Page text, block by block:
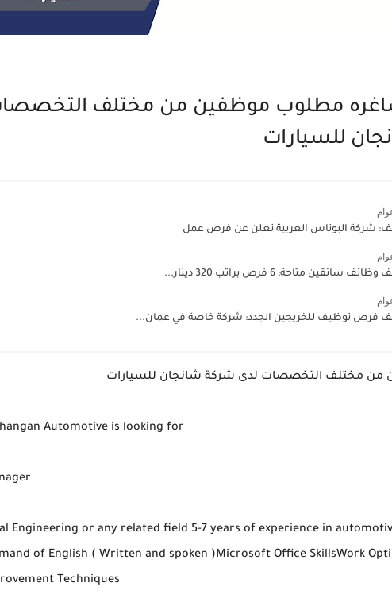
مطلوب موظفين من مختلف
للسيارات
شركة البوتاس العربية تعلن عن فرص عمل
سائقين متاحة: 6 فرص براتب 320 دينار...
فرص توظيف للخريجين الجدد: شركة خاصة في عمان...
من مختلف التخصصات لدى شركة شانجان للسيارات
Automotive is looking for
Engineering or any related field 5-7 years of experience in
of English ( Written and spoken )Microsoft Office SkillsWork
Techniques